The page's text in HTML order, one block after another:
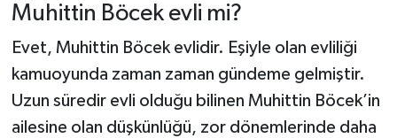
Muhittin Böcek evli mi?
Evet, Muhittin Böcek evlidir. Eşiyle olan evliliği
kamuoyunda zaman zaman gündeme gelmiştir.
Uzun süredir evli olduğu bilinen Muhittin Böcek’in
ailesine olan düşkünlüğü, zor dönemlerinde daha